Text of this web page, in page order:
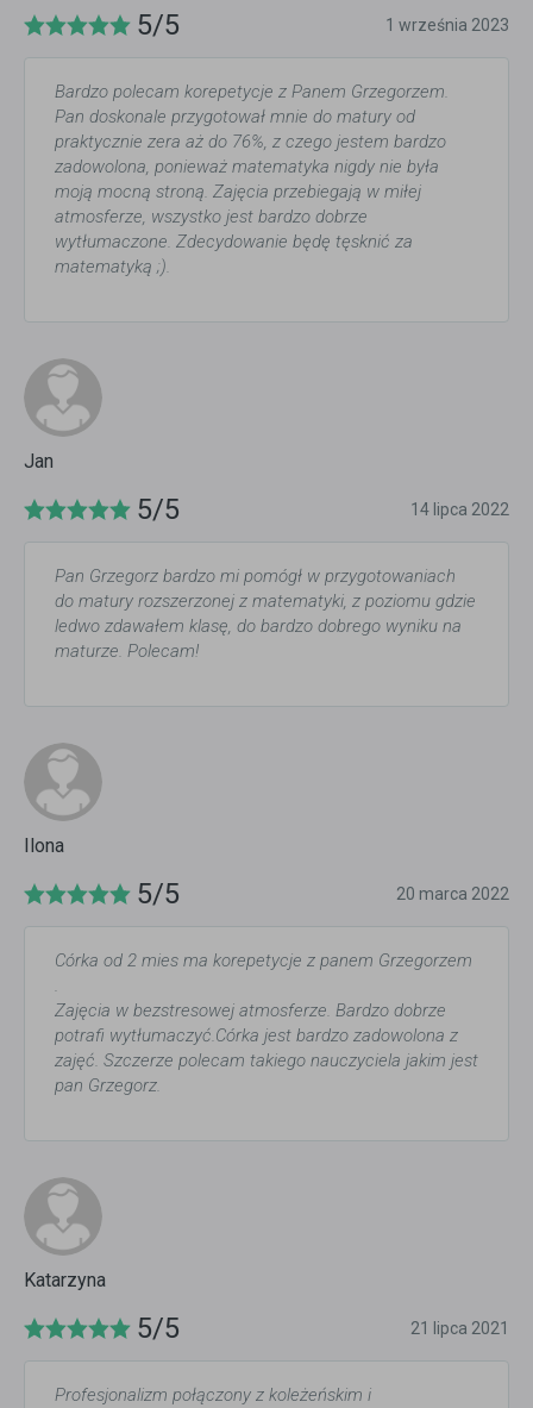
5/5 1 września 2023
Bardzo polecam korepetycje z Panem Grzegorzem.
Pan doskonale przygotował mnie do matury od
praktycznie zera aż do 76%, z czego jestem bardzo
zadowolona, ponieważ matematyka nigdy nie była
moją mocną stroną. Zajęcia przebiegają w miłej
atmosferze, wszystko jest bardzo dobrze
wytłumaczone. Zdecydowanie będę tęsknić za
matematyką ;).
Jan
5/5 14 lipca 2022
Pan Grzegorz bardzo mi pomógł w przygotowaniach
do matury rozszerzonej z matematyki, z poziomu gdzie
ledwo zdawałem klasę, do bardzo dobrego wyniku na
maturze. Polecam!
Ilona
5/5 20 marca 2022
Córka od 2 mies ma korepetycje z panem Grzegorzem
.
Zajęcia w bezstresowej atmosferze. Bardzo dobrze
potrafi wytłumaczyć.Córka jest bardzo zadowolona z
zajęć. Szczerze polecam takiego nauczyciela jakim jest
pan Grzegorz.
Katarzyna
5/5 21 lipca 2021
Profesjonalizm połączony z koleżeńskim i